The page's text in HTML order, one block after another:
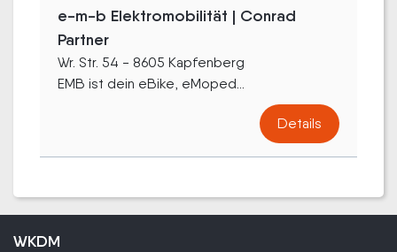
e-m-b Elektromobilität | Conrad
Partner
Wr. Str. 54 - 8605 Kapfenberg
EMB ist dein eBike, eMoped...
Details
WKDM